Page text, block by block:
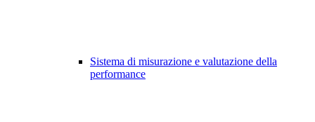
Sistema di misurazione e valutazione della
performance